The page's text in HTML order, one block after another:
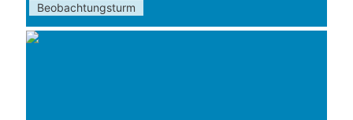
Beobachtungsturm